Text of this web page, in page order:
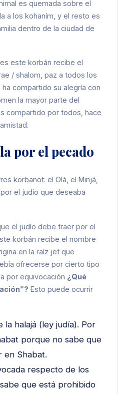
es quemada sobre el
a los kohaním, y el resto es
dentro de la ciudad de
este korbán recibe el
/ shalom, paz a todos los
compartido su alegría con
la mayor parte del
compartido por todos, hace
por el pecado
korbanot: el Olá, el Minjá,
el judío que deseaba
el judío debe traer por el
korbán recibe el nombre
en la raíz jet que
ofrecerse por cierto tipo
por equivocación ¿Qué
Esto puede ocurrir
la halajá (ley judía). Por
porque no sabe que
en Shabat.
respecto de los
que está prohibido